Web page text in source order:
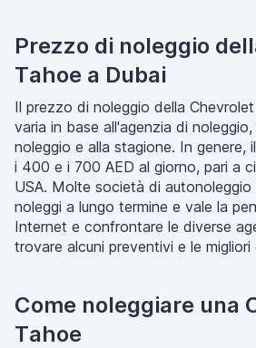
Prezzo di noleggio
Tahoe a Dubai
Il prezzo di noleggio della
varia in base all'agenzia di
noleggio e alla stagione. In genere,
i 400 e i 700 AED al giorno, pari a
USA. Molte società di
noleggi a lungo termine e vale la
Internet e confrontare le diverse
trovare alcuni preventivi e le
Come noleggiare una
Tahoe